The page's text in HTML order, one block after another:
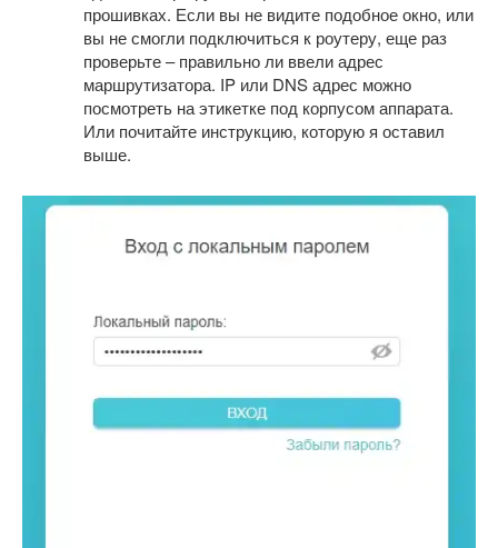
прошивках. Если вы не видите подобное окно, или
вы не смогли подключиться к роутеру, еще раз
проверьте – правильно ли ввели адрес
маршрутизатора. IP или DNS адрес можно
посмотреть на этикетке под корпусом аппарата.
Или почитайте инструкцию, которую я оставил
выше.